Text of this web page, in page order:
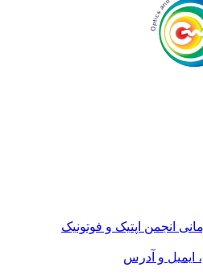
انجمن اپتیک و فوتونیک
و آدرس